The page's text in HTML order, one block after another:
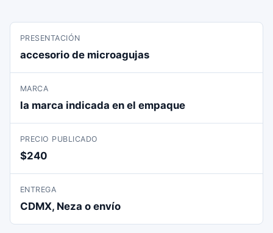
PRESENTACIÓN
accesorio de microagujas
MARCA
la marca indicada en el empaque
PRECIO PUBLICADO
$240
ENTREGA
CDMX, Neza o envío